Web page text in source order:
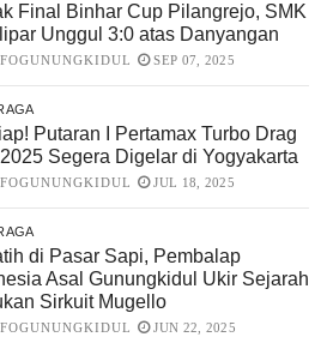
Final Binhar Cup Pilangrejo, SMK
Unggul 3:0 atas Danyangan
SEP 07, 2025
Putaran I Pertamax Turbo Drag
Segera Digelar di Yogyakarta
JUL 18, 2025
di Pasar Sapi, Pembalap
Asal Gunungkidul Ukir Sejarah
Sirkuit Mugello
JUN 22, 2025